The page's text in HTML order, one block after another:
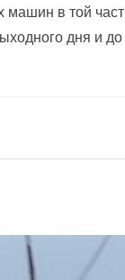
в той
дня и